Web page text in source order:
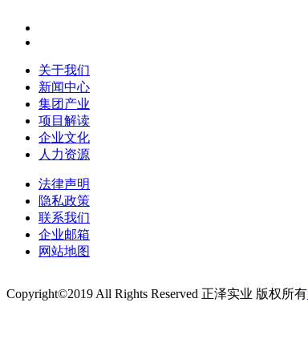
关于我们
新闻中心
集团产业
项目解读
企业文化
人力资源
法律声明
隐私政策
联系我们
企业邮箱
网站地图
Copyright©2019 All Rights Reserved 正泽实业 版权所有